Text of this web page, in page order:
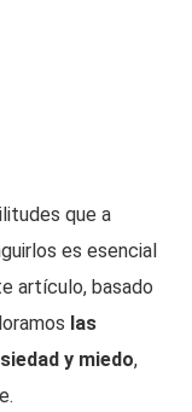
que a
es esencial
artículo, basado
las
y miedo,